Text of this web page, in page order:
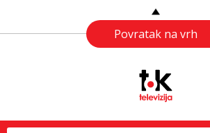
Povratak na vrh